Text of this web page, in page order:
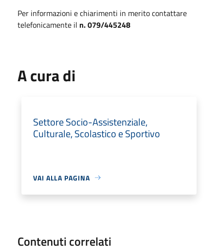
Per informazioni e chiarimenti in merito contattare
telefonicamente il n. 079/445248
A cura di
Settore Socio-Assistenziale,
Culturale, Scolastico e Sportivo
VAI ALLA PAGINA
Contenuti correlati